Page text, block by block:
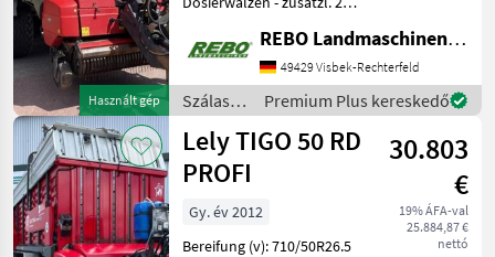
Használt gép
- 40 Messer -
Nachlauflenkung -
Rollenniederhalter -
Holzfußboden -
Hydraulisch bediente Fron
REBO Landmaschinen GmbH, Zentrale
49429 Visbek-Rechterfeld
Szálastakarmány
betakarítók
/ Lely
Premium Plus kereskedő
Lely TIGO 50 RD
PROFI
30.803
€
19% ÁFA-val
25.884,87 €
nettó
Gy. év 2012
Bereifung (v): 710/50R26.5